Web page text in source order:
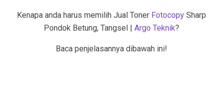
Kenapa anda harus memilih Jual Toner Fotocopy Sharp
Pondok Betung, Tangsel | Argo Teknik?
Baca penjelasannya dibawah ini!